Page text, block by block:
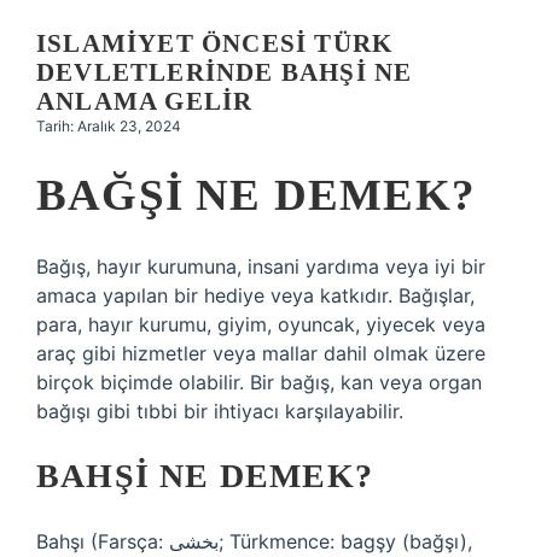
Hakkımızda
ISLAMIYET ÖNCESI TÜRK
DEVLETLERINDE BAHŞI NE
ANLAMA GELIR
Tarih: Aralık 23, 2024
BAĞŞI NE DEMEK?
Bağış, hayır kurumuna, insani yardıma veya iyi bir
amaca yapılan bir hediye veya katkıdır. Bağışlar,
para, hayır kurumu, giyim, oyuncak, yiyecek veya
araç gibi hizmetler veya mallar dahil olmak üzere
birçok biçimde olabilir. Bir bağış, kan veya organ
bağışı gibi tıbbi bir ihtiyacı karşılayabilir.
BAHŞI NE DEMEK?
Bahşı (Farsça: بخشی; Türkmence: bagşy (bağşı),